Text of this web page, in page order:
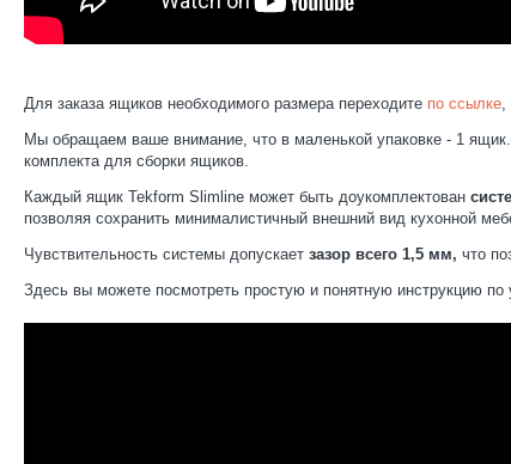
Для заказа ящиков необходимого размера переходите по ссылке,
Мы обращаем ваше внимание, что в маленькой упаковке - 1
комплекта для сборки ящиков.
Каждый ящик Tekform Slimline может быть доукомплектован
позволяя сохранить минималистичный внешний вид кухонной
Чувствительность системы допускает зазор всего 1,5 мм, что
Здесь вы можете посмотреть простую и понятную инструкцию по